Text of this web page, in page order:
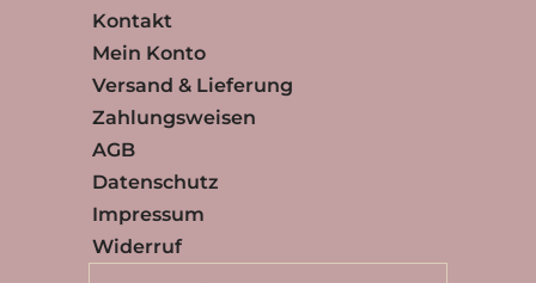
Kontakt
Mein Konto
Versand & Lieferung
Zahlungsweisen
AGB
Datenschutz
Impressum
Widerruf